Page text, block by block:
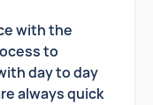
with the
to
day to day
always quick